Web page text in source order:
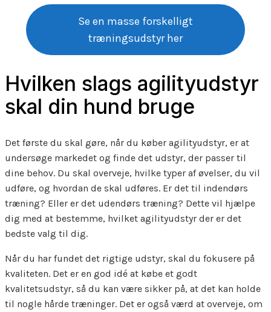
Se en masse forskelligt
træningsudstyr her
Hvilken slags agilityudstyr
skal din hund bruge
Det første du skal gøre, når du køber agilityudstyr, er at
undersøge markedet og finde det udstyr, der passer til
dine behov. Du skal overveje, hvilke typer af øvelser, du vil
udføre, og hvordan de skal udføres. Er det til indendørs
træning? Eller er det udendørs træning? Dette vil hjælpe
dig med at bestemme, hvilket agilityudstyr der er det
bedste valg til dig.
Når du har fundet det rigtige udstyr, skal du fokusere på
kvaliteten. Det er en god idé at købe et godt
kvalitetsudstyr, så du kan være sikker på, at det kan holde
til nogle hårde træninger. Det er også værd at overveje, om